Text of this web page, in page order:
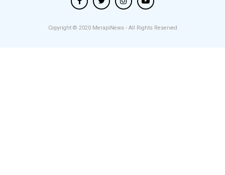
Copyright © 2020 MerapiNews - All Rights Reserved